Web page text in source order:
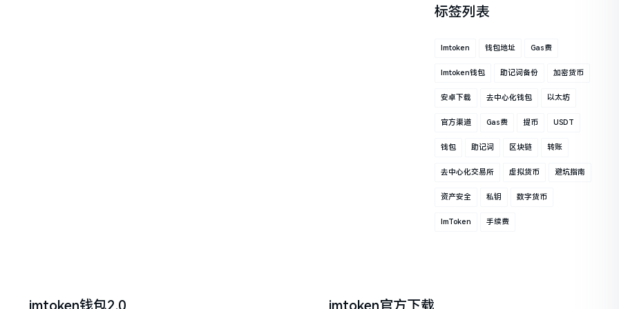
标签列表
Imtoken 钱包地址 Gas费
Imtoken钱包 助记词备份 加密货币
安卓下载 去中心化钱包 以太坊
官方渠道 Gas费 提币 USDT
钱包 助记词 区块链 转账
去中心化交易所 虚拟货币 避坑指南
资产安全 私钥 数字货币
ImToken 手续费